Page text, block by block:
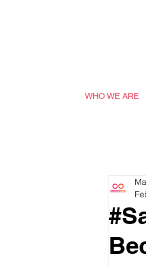
WHO WE ARE